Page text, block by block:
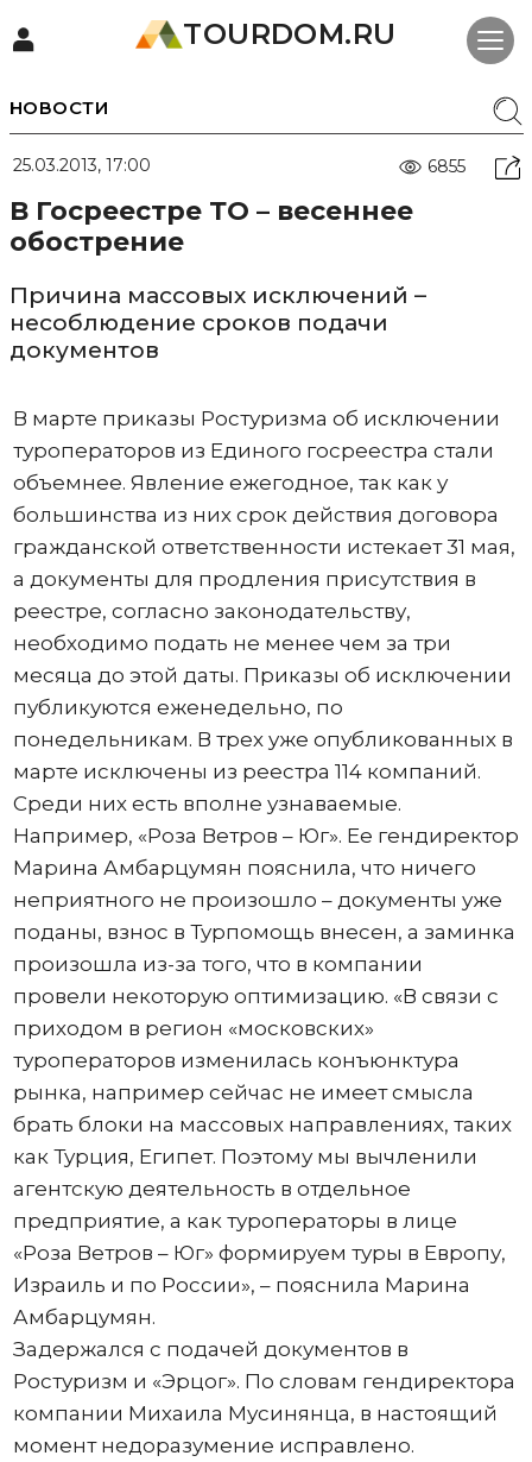
TOURDOM.RU
НОВОСТИ
25.03.2013, 17:00 6855
В Госреестре ТО – весеннее
обострение
Причина массовых исключений –
несоблюдение сроков подачи
документов
В марте приказы Ростуризма об исключении
туроператоров из Единого госреестра стали
объемнее. Явление ежегодное, так как у
большинства из них срок действия договора
гражданской ответственности истекает 31 мая,
а документы для продления присутствия в
реестре, согласно законодательству,
необходимо подать не менее чем за три
месяца до этой даты. Приказы об исключении
публикуются еженедельно, по
понедельникам. В трех уже опубликованных в
марте исключены из реестра 114 компаний.
Среди них есть вполне узнаваемые.
Например, «Роза Ветров – Юг». Ее гендиректор
Марина Амбарцумян пояснила, что ничего
неприятного не произошло – документы уже
поданы, взнос в Турпомощь внесен, а заминка
произошла из-за того, что в компании
провели некоторую оптимизацию. «В связи с
приходом в регион «московских»
туроператоров изменилась конъюнктура
рынка, например сейчас не имеет смысла
брать блоки на массовых направлениях, таких
как Турция, Египет. Поэтому мы вычленили
агентскую деятельность в отдельное
предприятие, а как туроператоры в лице
«Роза Ветров – Юг» формируем туры в Европу,
Израиль и по России», – пояснила Марина
Амбарцумян.
Задержался с подачей документов в
Ростуризм и «Эрцог». По словам гендиректора
компании Михаила Мусинянца, в настоящий
момент недоразумение исправлено.